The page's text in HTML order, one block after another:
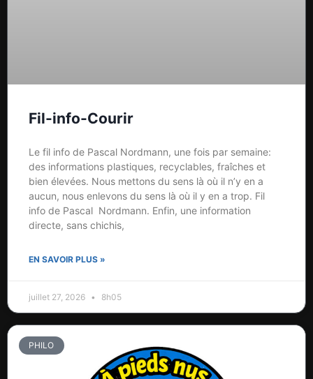
Fil-info-Courir
Le fil info de Pascal Nordmann, une fois par semaine:
des informations plastiques, recyclables, fraîches et
bien élevées. Nous mettons du sens là où il n’y en a
aucun, nous enlevons du sens là où il y en a trop. Fil
info de Pascal Nordmann. Enfin, une information
directe, sans chichis,
EN SAVOIR PLUS »
juillet 27, 2026 8h05
PHILO